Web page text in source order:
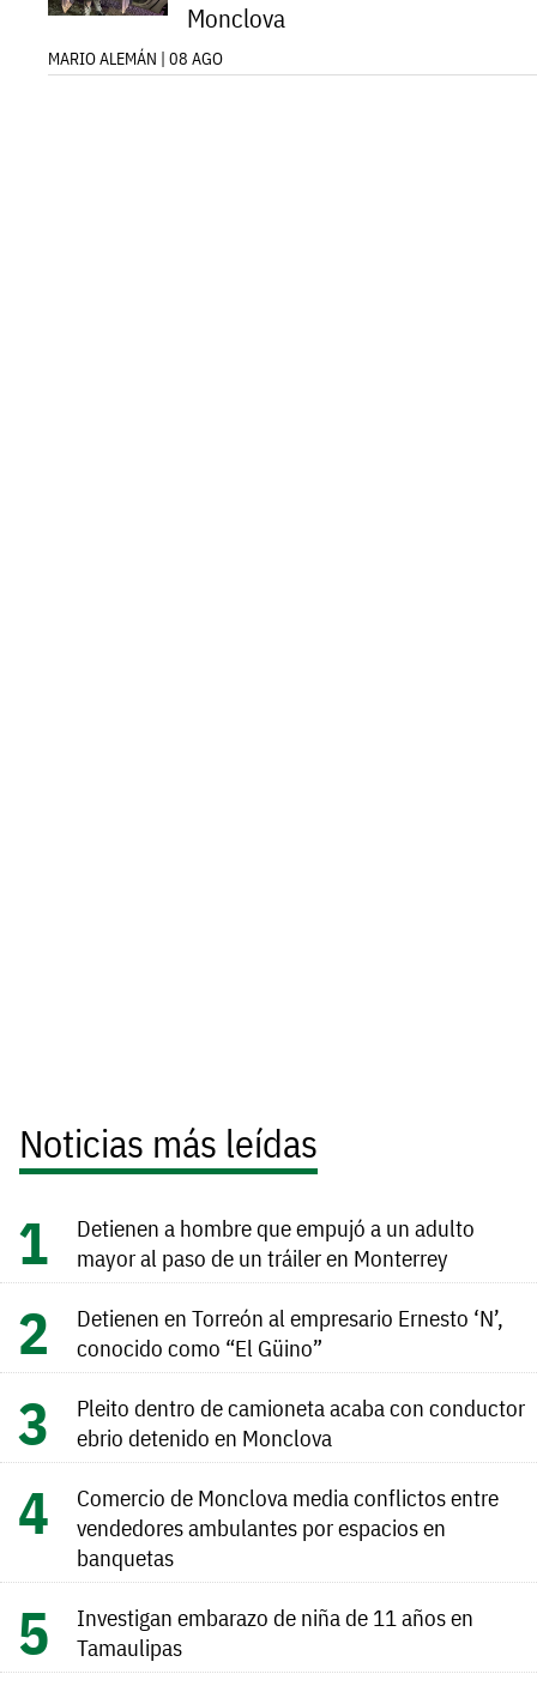
Monclova
MARIO ALEMÁN | 08 AGO
Noticias más leídas
Detienen a hombre que empujó a un adulto
mayor al paso de un tráiler en Monterrey
Detienen en Torreón al empresario Ernesto ‘N’,
conocido como “El Güino”
Pleito dentro de camioneta acaba con conductor
ebrio detenido en Monclova
Comercio de Monclova media conflictos entre
vendedores ambulantes por espacios en
banquetas
Investigan embarazo de niña de 11 años en
Tamaulipas